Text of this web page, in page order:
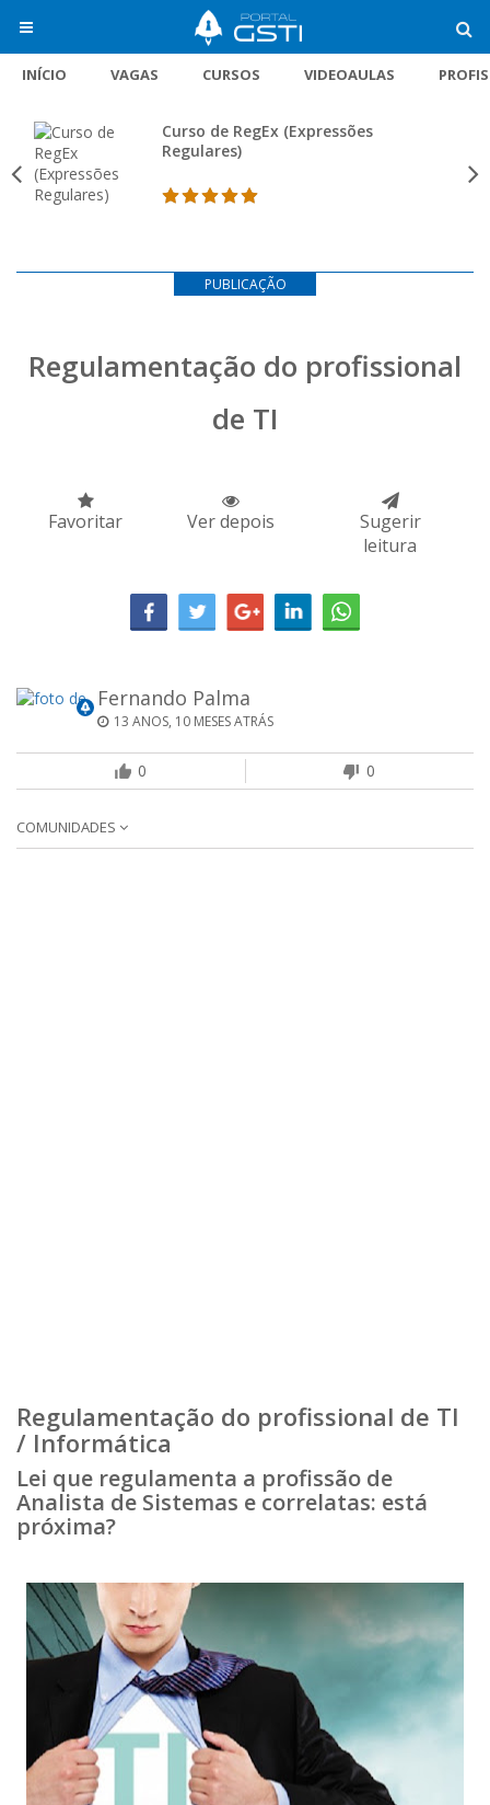
INÍCIO VAGAS CURSOS VIDEOAULAS
Curso de RegEx (Expressões
Regulares)
PUBLICAÇÃO
Regulamentação do profissional
de TI
Favoritar Ver depois
Sugerir
leitura
Fernando Palma
13 ANOS, 10 MESES ATRÁS
0 0
COMUNIDADES
Regulamentação do profissional de TI
/ Informática
Lei que regulamenta a profissão de
Analista de Sistemas e correlatas: está
próxima?